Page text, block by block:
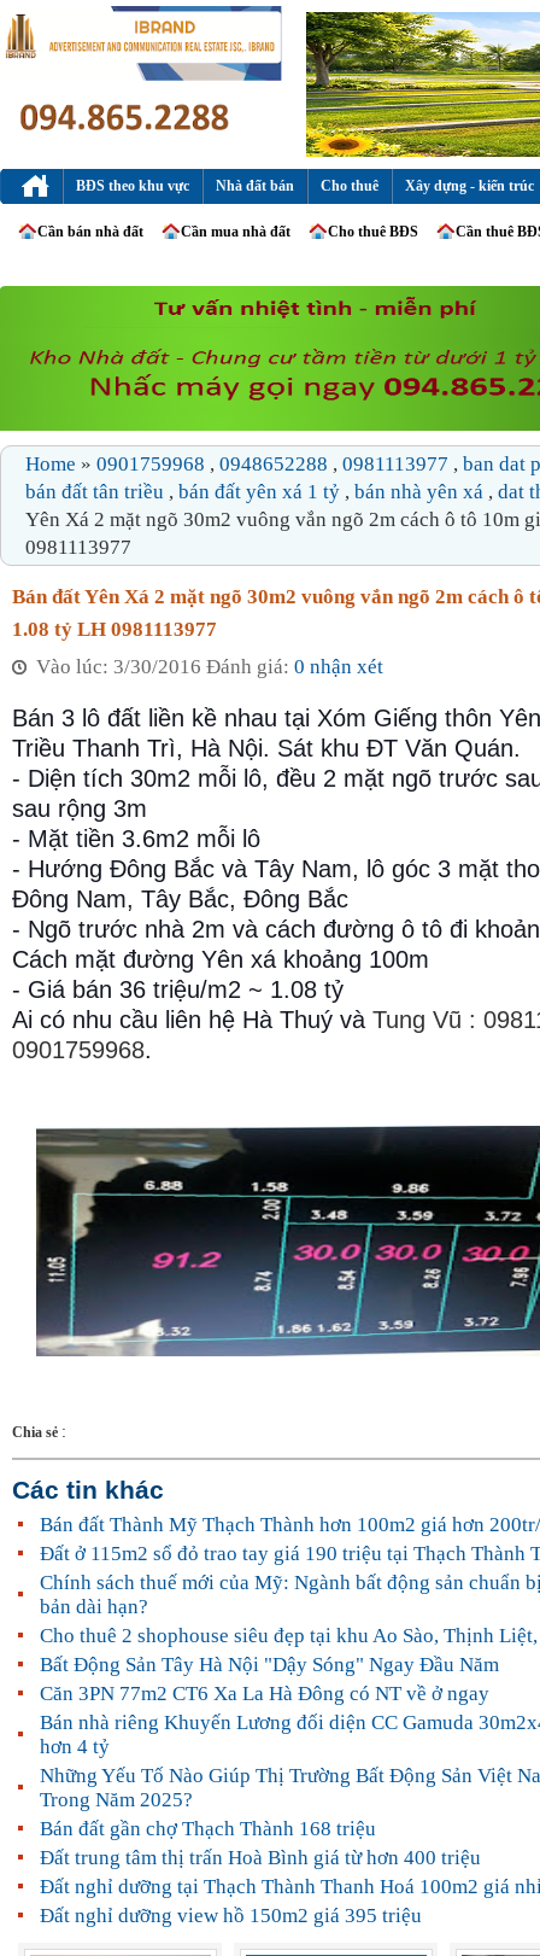
BĐS theo khu vực Nhà đất bán Cho thuê Xây dựng - kiến trúc
Cần bán nhà đất Cần mua nhà đất Cho thuê BĐS Cần thuê
Home » 0901759968 , 0948652288 , 0981113977 , ban dat
bán đất tân triều , bán đất yên xá 1 tỷ , bán nhà yên xá , dat
Yên Xá 2 mặt ngõ 30m2 vuông vắn ngõ 2m cách ô tô 10m
0981113977
Bán đất Yên Xá 2 mặt ngõ 30m2 vuông vắn ngõ 2m cách ô
1.08 tỷ LH 0981113977
Vào lúc: 3/30/2016 Đánh giá: 0 nhận xét
Bán 3 lô đất liền kề nhau tại Xóm Giếng thôn
Triều Thanh Trì, Hà Nội. Sát khu ĐT Văn Quán.
- Diện tích 30m2 mỗi lô, đều 2 mặt ngõ trước
sau rộng 3m
- Mặt tiền 3.6m2 mỗi lô
- Hướng Đông Bắc và Tây Nam, lô góc 3 mặt
Đông Nam, Tây Bắc, Đông Bắc
- Ngõ trước nhà 2m và cách đường ô tô đi
Cách mặt đường Yên xá khoảng 100m
- Giá bán 36 triệu/m2 ~ 1.08 tỷ
Ai có nhu cầu liên hệ Hà Thuý và Tung Vũ :
0901759968.
Chia sẻ :
Các tin khác
Bán đất Thành Mỹ Thạch Thành hơn 100m2 giá hơn
Đất ở 115m2 sổ đỏ trao tay giá 190 triệu tại Thạch Thành
Chính sách thuế mới của Mỹ: Ngành bất động sản chuẩn
bản dài hạn?
Cho thuê 2 shophouse siêu đẹp tại khu Ao Sào, Thịnh
Bất Động Sản Tây Hà Nội "Dậy Sóng" Ngay Đầu Năm
Căn 3PN 77m2 CT6 Xa La Hà Đông có NT về ở ngay
Bán nhà riêng Khuyến Lương đối diện CC Gamuda
hơn 4 tỷ
Những Yếu Tố Nào Giúp Thị Trường Bất Động Sản Việt
Trong Năm 2025?
Bán đất gần chợ Thạch Thành 168 triệu
Đất trung tâm thị trấn Hoà Bình giá từ hơn 400 triệu
Đất nghỉ dưỡng tại Thạch Thành Thanh Hoá 100m2 giá
Đất nghỉ dưỡng view hồ 150m2 giá 395 triệu